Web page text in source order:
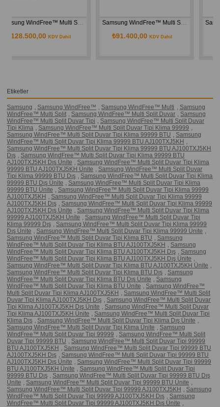
Samsung WindFree™ Multi Split Duvar Tipi Klima 9+9 BTU AJ050TXJ2KH Dış Ünite
₺91.400,00
Samsung WindFree™ Multi Split Duvar Tipi Klima 9+9+9+12 BTU AJ080TXJ4KH Dış Ünite
₺158.500,00
Etiketler
Samsung , Samsung WindFree™ , Samsung WindFree™ Multi , Samsung
WindFree™ Multi Split , Samsung WindFree™ Multi Split Duvar , Samsung
WindFree™ Multi Split Duvar Tipi , Samsung WindFree™ Multi Split Duvar
Tipi Klima , Samsung WindFree™ Multi Split Duvar Tipi Klima 99999 ,
Samsung WindFree™ Multi Split Duvar Tipi Klima 99999 BTU , Samsung
WindFree™ Multi Split Duvar Tipi Klima 99999 BTU AJ100TXJ5KH ,
Samsung WindFree™ Multi Split Duvar Tipi Klima 99999 BTU AJ100TXJ5KH
Dış , Samsung WindFree™ Multi Split Duvar Tipi Klima 99999 BTU
AJ100TXJ5KH Dış Ünite , Samsung WindFree™ Multi Split Duvar Tipi Klima
99999 BTU AJ100TXJ5KH Ünite , Samsung WindFree™ Multi Split Duvar
Tipi Klima 99999 BTU Dış , Samsung WindFree™ Multi Split Duvar Tipi Klima
99999 BTU Dış Ünite , Samsung WindFree™ Multi Split Duvar Tipi Klima
99999 BTU Ünite , Samsung WindFree™ Multi Split Duvar Tipi Klima 99999
AJ100TXJ5KH , Samsung WindFree™ Multi Split Duvar Tipi Klima 99999
AJ100TXJ5KH Dış , Samsung WindFree™ Multi Split Duvar Tipi Klima 99999
AJ100TXJ5KH Dış Ünite , Samsung WindFree™ Multi Split Duvar Tipi Klima
99999 AJ100TXJ5KH Ünite , Samsung WindFree™ Multi Split Duvar Tipi
Klima 99999 Dış , Samsung WindFree™ Multi Split Duvar Tipi Klima 99999
Dış Ünite , Samsung WindFree™ Multi Split Duvar Tipi Klima 99999 Ünite ,
Samsung WindFree™ Multi Split Duvar Tipi Klima BTU , Samsung
WindFree™ Multi Split Duvar Tipi Klima BTU AJ100TXJ5KH , Samsung
WindFree™ Multi Split Duvar Tipi Klima BTU AJ100TXJ5KH Dış , Samsung
WindFree™ Multi Split Duvar Tipi Klima BTU AJ100TXJ5KH Dış Ünite ,
Samsung WindFree™ Multi Split Duvar Tipi Klima BTU AJ100TXJ5KH Ünite ,
Samsung WindFree™ Multi Split Duvar Tipi Klima BTU Dış , Samsung
WindFree™ Multi Split Duvar Tipi Klima BTU Dış Ünite , Samsung
WindFree™ Multi Split Duvar Tipi Klima BTU Ünite , Samsung WindFree™
Multi Split Duvar Tipi Klima AJ100TXJ5KH , Samsung WindFree™ Multi Split
Duvar Tipi Klima AJ100TXJ5KH Dış , Samsung WindFree™ Multi Split Duvar
Tipi Klima AJ100TXJ5KH Dış Ünite , Samsung WindFree™ Multi Split Duvar
Tipi Klima AJ100TXJ5KH Ünite , Samsung WindFree™ Multi Split Duvar Tipi
Klima Dış , Samsung WindFree™ Multi Split Duvar Tipi Klima Dış Ünite ,
Samsung WindFree™ Multi Split Duvar Tipi Klima Ünite , Samsung
WindFree™ Multi Split Duvar Tipi 99999 , Samsung WindFree™ Multi Split
Duvar Tipi 99999 BTU , Samsung WindFree™ Multi Split Duvar Tipi 99999
BTU AJ100TXJ5KH , Samsung WindFree™ Multi Split Duvar Tipi 99999 BTU
AJ100TXJ5KH Dış , Samsung WindFree™ Multi Split Duvar Tipi 99999 BTU
AJ100TXJ5KH Dış Ünite , Samsung WindFree™ Multi Split Duvar Tipi 99999
BTU AJ100TXJ5KH Ünite , Samsung WindFree™ Multi Split Duvar Tipi
99999 BTU Dış , Samsung WindFree™ Multi Split Duvar Tipi 99999 BTU Dış
Ünite , Samsung WindFree™ Multi Split Duvar Tipi 99999 BTU Ünite ,
Samsung WindFree™ Multi Split Duvar Tipi 99999 AJ100TXJ5KH , Samsung
WindFree™ Multi Split Duvar Tipi 99999 AJ100TXJ5KH Dış , Samsung
WindFree™ Multi Split Duvar Tipi 99999 AJ100TXJ5KH Dış Ünite ,